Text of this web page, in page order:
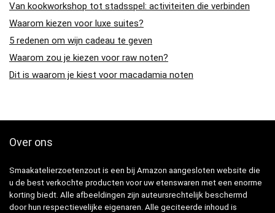
Van kookworkshop tot stadsspel: activiteiten die verbinden
Waarom kiezen voor luxe suites?
5 redenen om wijn cadeau te geven
Waarom zou je kiezen voor raw noten?
Dit is waarom je kiest voor macadamia noten
Over ons
Smaakatelierzoetenzout is een bij Amazon aangesloten website die
u de best verkochte producten voor uw etenswaren met een enorme
korting biedt. Alle afbeeldingen zijn auteursrechtelijk beschermd
door hun respectievelijke eigenaren. Alle geciteerde inhoud is